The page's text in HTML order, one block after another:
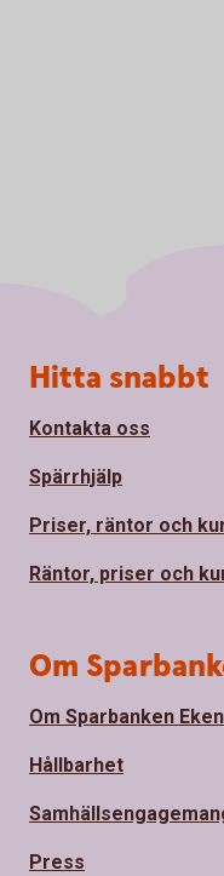
Sidfot
Hitta snabbt
Kontakta oss
Spärrhjälp
Priser, räntor och
Räntor, priser och
Om
Om Sparbanken Eken
Hållbarhet
Press